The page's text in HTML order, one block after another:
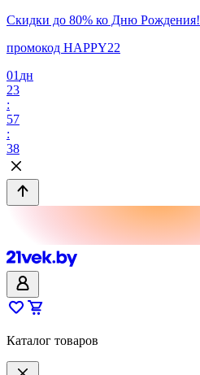
Скидки до 80% ко Дню Рождения!
промокод HAPPY22
01 дн
23
:
57
:
38
Каталог товаров